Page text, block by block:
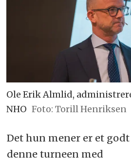
Ole Erik Almlid,
NHO Foto: Torill Henriksen
Det hun mener er et
denne turneen med